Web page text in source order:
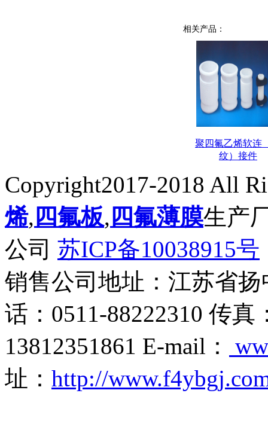
相关产品：
聚四氟乙烯软连
纹）接件
Copyright2017-2018 All
烯, 四氟板, 四氟薄膜生产
公司 苏ICP备10038915号
销售公司地址：江苏省
话：0511-88222310 传真
13812351861 E-mail：
址： http://